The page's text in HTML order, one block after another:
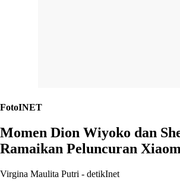
FotoINET
Momen Dion Wiyoko dan
Ramaikan Peluncuran
Virgina Maulita Putri - detikInet